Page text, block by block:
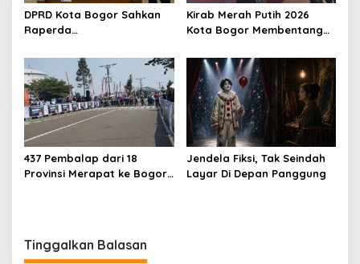
DPRD Kota Bogor Sahkan
Raperda
2025 dalam Rapat
Paripurna
Kirab Merah Putih 2026
Kota Bogor Membentang
Elemen Masyarakat
437 Pembalap dari 18
Provinsi Merapat ke Bogor,
Jendela Fiksi, Tak Seindah
Layar Di Depan Panggung
Tinggalkan Balasan